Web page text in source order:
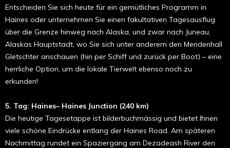
Entscheiden Sie sich heute für ein gemütliches Programm in
Haines oder unternehmen Sie einen fakultativen Tagesausflug
über die Grenze hinweg nach Alaska, und zwar nach Juneau,
Alaskas Hauptstadt, wo Sie sich unter anderem den Mendenhall
Gletschter anschauen (hin per Schiff und zurück per Boot) – eine
herrliche Option, um die lokale Tierwelt ebenso noch zu
erkunden!
5. Tag: Haines– Haines Junction (240 km)
Die heutige Tagesetappe ist bilderbuchmässig und bietet Ihnen
viele schöne Eindrücke entlang der Haines Road. Am späteren
Nachmittag rundet ein Spaziergang am Dezadeash River den